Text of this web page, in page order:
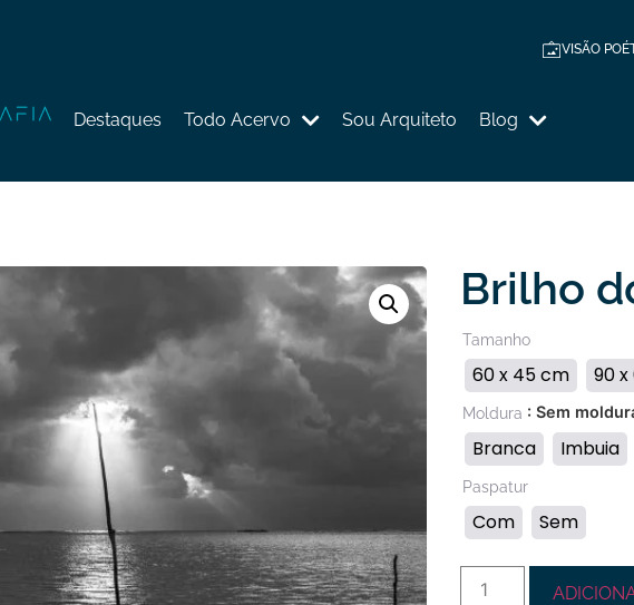
VISÃO
Destaques Todo Acervo Sou Arquiteto Blog
Brilho
Tamanho
60 x 45 cm 90
Moldura : Sem
Branca Imbuia
Paspatur
Com Sem